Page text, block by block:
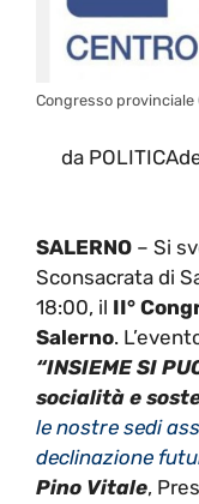
Congresso provinciale
da
SALERNO – Si
Sconsacrata di
18:00, il II°
Salerno.
“INSIEME SI
socialità e
le nostre sedi
declinazione
Pino Vitale,